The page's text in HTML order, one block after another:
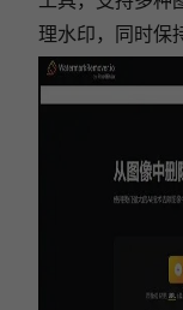
理水印，同时保